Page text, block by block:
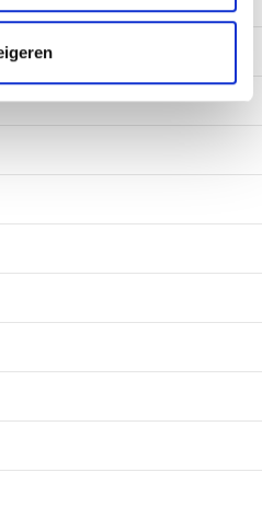
verstrekt of die ze hebben
van hun services.